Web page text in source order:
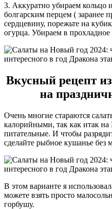
3. Аккуратно убираем кольцо
болгарским перцем ( заранее
сердцевину, порежьте на
огурца. Убираем в
Вкусный рецепт
на
Очень многие стараются
калорийными, так как итак
питательные. И чтобы
сделайте рыбное кушанье без
В этом варианте я
можете взять просто
горбушу.